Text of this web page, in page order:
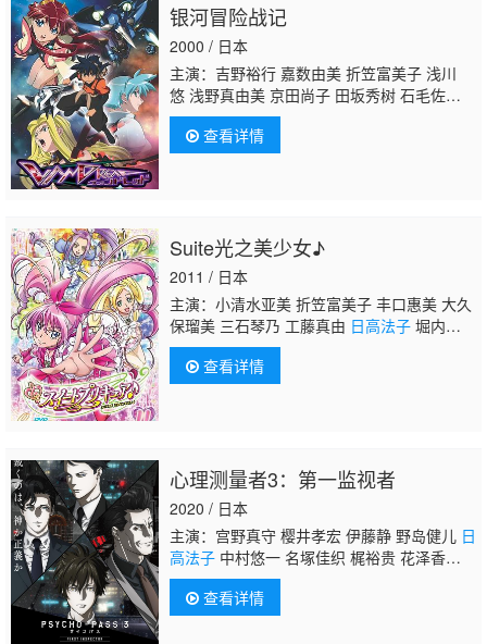
银河冒险战记
2000 / 日本
主演：吉野裕行 嘉数由美 折笠富美子 浅川
悠 浅野真由美 京田尚子 田坂秀树 石毛佐
和 泽海阳子 岩田光央 大原沙耶香 丰口惠
美 根谷美智子 关智一 大塚周夫 井上喜久
子 松本和香子 若林直美
查看详情
Suite光之美少女♪
2011 / 日本
主演：小清水亚美 折笠富美子 丰口惠美 大久
保瑠美 三石琴乃 工藤真由 日高法子堀内贤
雄 园部启一 西原久美子 奈良彻 斧笃 大林洋
平 中尾隆圣 檀臣幸 雪野五月 大川透 今井由
香 小林由美子 小田久史 西野阳子 仪武祐子
查看详情
心理测量者3：第一监视者
2020 / 日本
主演：宫野真守 樱井孝宏 伊藤静 野岛健儿 日
高法子中村悠一 名塚佳织 梶裕贵 花泽香
菜 佐仓绫音 大塚明夫 矢作纱友里 关智一 本
田贵子 东地宏树 泽城美雪 日笠阳子 诹访部顺
一 堀内贤雄 中博史 清水理沙
查看详情